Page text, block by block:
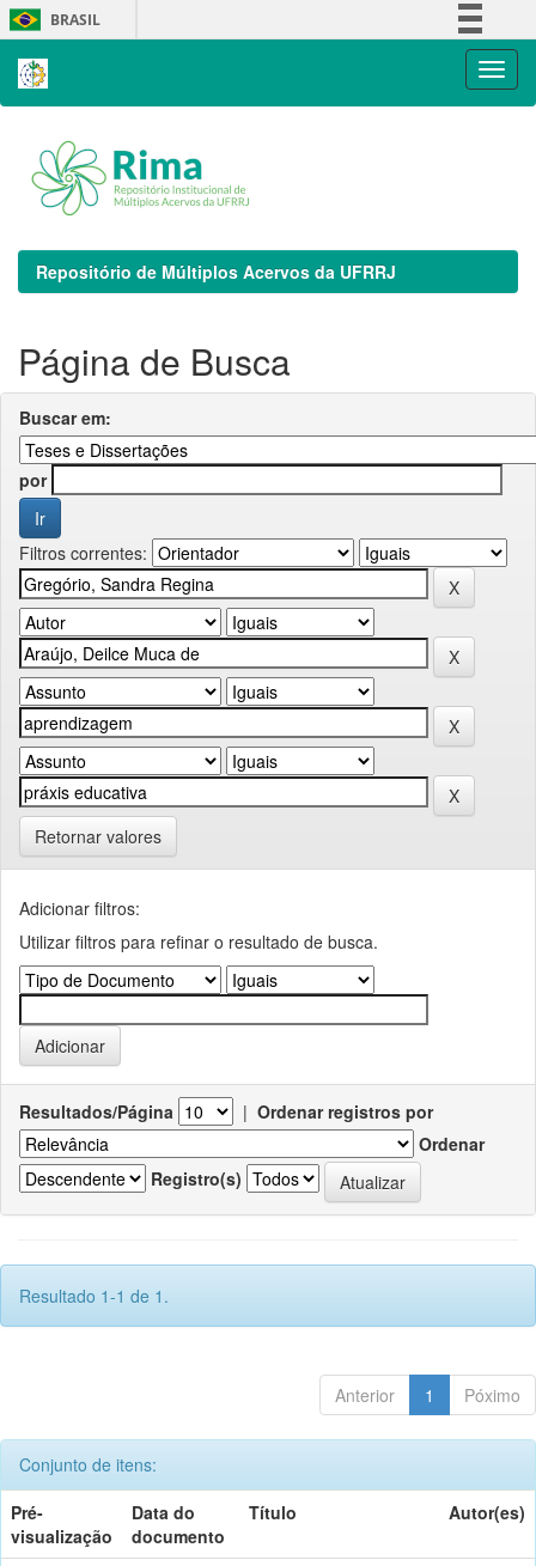
Skip
navigation
BRASIL
Repositório de Múltiplos Acervos da UFRRJ
Página de Busca
Buscar em:
por
Filtros correntes:
Retornar valores
Adicionar filtros:
Utilizar filtros para refinar o resultado de busca.
Resultados/Página | Ordenar registros por
Ordenar
Registro(s)
Resultado 1-1 de 1.
Anterior 1 Póximo
Conjunto de itens:
Pré-
visualização
Data do
documento
Título Autor(es)